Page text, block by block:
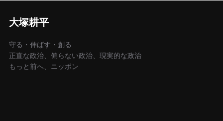
大塚耕平
守る・伸ばす・創る
正直な政治、偏らない政治、現実的な政治
もっと前へ、ニッポン